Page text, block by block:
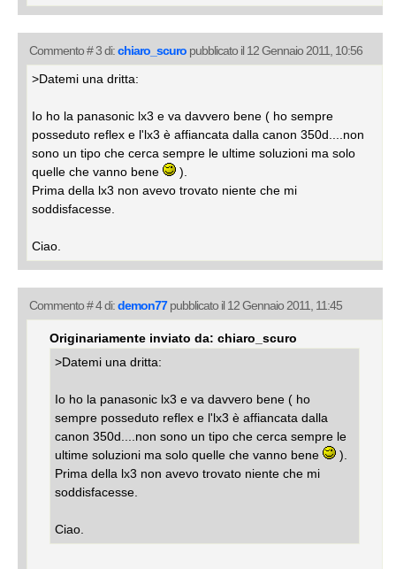
Commento # 3 di:chiaro_scuro pubblicato il 12 Gennaio 2011, 10:56
>Datemi una dritta:
Io ho la panasonic lx3 e va davvero bene ( ho sempre
posseduto reflex e l'lx3 è affiancata dalla canon 350d....non
sono un tipo che cerca sempre le ultime soluzioni ma solo
quelle che vanno bene
).
Prima della lx3 non avevo trovato niente che mi
soddisfacesse.
Ciao.
Commento # 4 di:demon77pubblicato il 12 Gennaio 2011, 11:45
Originariamente inviato da: chiaro_scuro
>Datemi una dritta:
Io ho la panasonic lx3 e va davvero bene ( ho
sempre posseduto reflex e l'lx3 è affiancata dalla
canon 350d....non sono un tipo che cerca sempre le
ultime soluzioni ma solo quelle che vanno bene
).
Prima della lx3 non avevo trovato niente che mi
soddisfacesse.
Ciao.